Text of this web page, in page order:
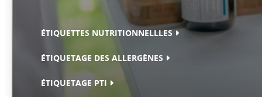
ÉTIQUETTES NUTRITIONNELLLES
ÉTIQUETAGE DES ALLERGÈNES
ÉTIQUETAGE PTI